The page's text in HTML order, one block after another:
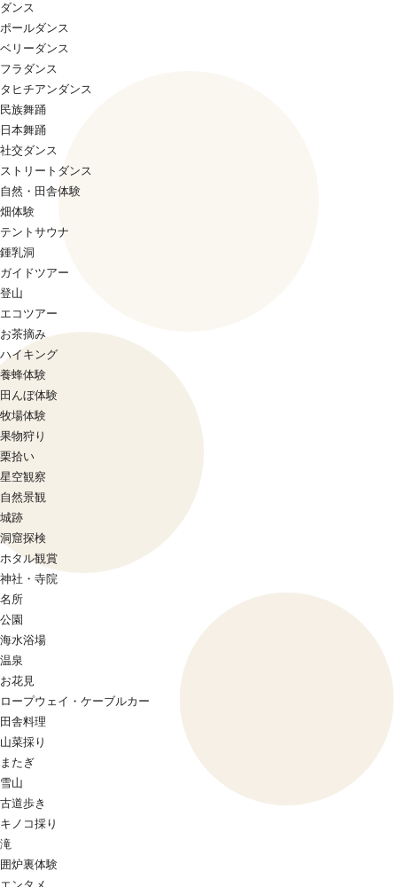
ダンス
ポールダンス
ベリーダンス
フラダンス
タヒチアンダンス
民族舞踊
日本舞踊
社交ダンス
ストリートダンス
自然・田舎体験
畑体験
テントサウナ
鍾乳洞
ガイドツアー
登山
エコツアー
お茶摘み
ハイキング
養蜂体験
田んぼ体験
牧場体験
果物狩り
栗拾い
星空観察
自然景観
城跡
洞窟探検
ホタル観賞
神社・寺院
名所
公園
海水浴場
温泉
お花見
ロープウェイ・ケーブルカー
田舎料理
山菜採り
またぎ
雪山
古道歩き
キノコ採り
滝
囲炉裏体験